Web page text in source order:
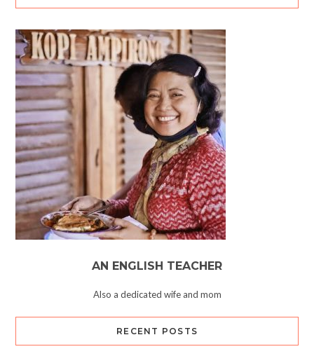
AN ENGLISH TEACHER
Also a dedicated wife and mom
RECENT POSTS